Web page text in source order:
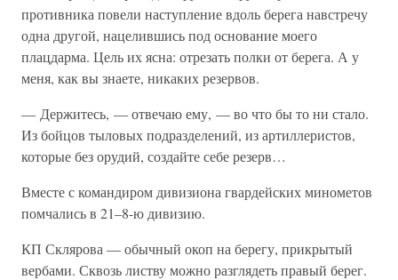
противника повели наступление вдоль берега навстречу
одна другой, нацелившись под основание моего
плацдарма. Цель их ясна: отрезать полки от берега. А у
меня, как вы знаете, никаких резервов.
— Держитесь, — отвечаю ему, — во что бы то ни стало.
Из бойцов тыловых подразделений, из артиллеристов,
которые без орудий, создайте себе резерв…
Вместе с командиром дивизиона гвардейских минометов
помчались в 21–8-ю дивизию.
КП Склярова — обычный окоп на берегу, прикрытый
вербами. Сквозь листву можно разглядеть правый берег.